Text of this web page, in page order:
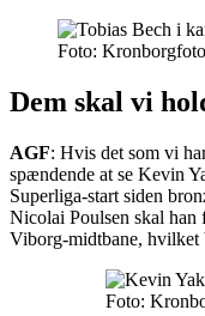
Foto:
Dem skal vi
AGF: Hvis det som vi
spændende at se Kevin
Superliga-start siden
Nicolai Poulsen skal han
Viborg-midtbane, hvilket
Foto: